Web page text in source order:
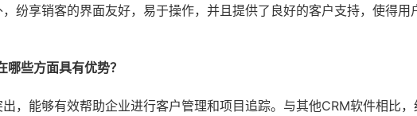
纷享销客的界面友好，易于操作，并且提供了良好的客户支持，使得用
些方面具有优势？
，能够有效帮助企业进行客户管理和项目追踪。与其他CRM软件相比